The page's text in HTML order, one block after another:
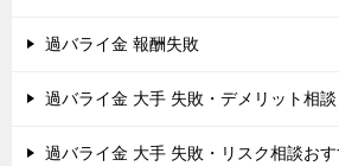
過バライ金 報酬失敗
過バライ金 大手 失敗・デメリット相談
過バライ金 大手 失敗・リスク相談おす